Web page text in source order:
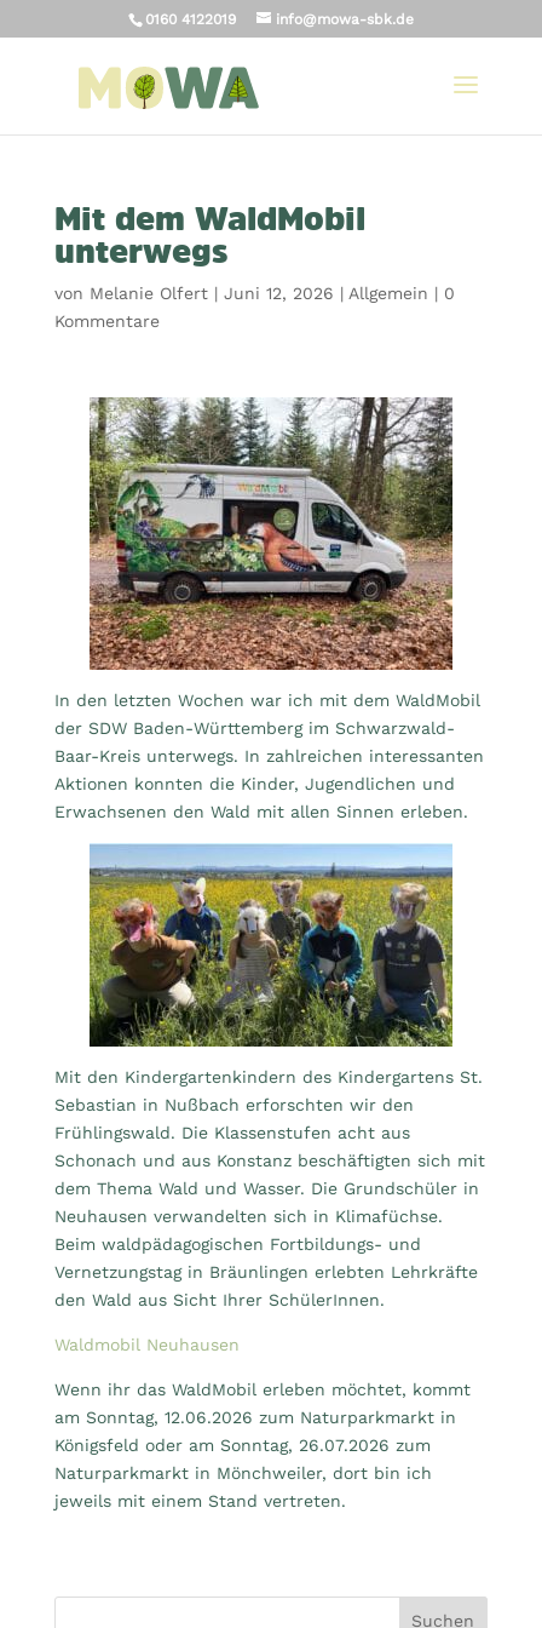
0160 4122019 info@mowa-sbk.de
Mit dem WaldMobil
unterwegs
von Melanie Olfert| Juni 12, 2026 | Allgemein | 0
Kommentare
In den letzten Wochen war ich mit dem WaldMobil
der SDW Baden-Württemberg im Schwarzwald-
Baar-Kreis unterwegs. In zahlreichen interessanten
Aktionen konnten die Kinder, Jugendlichen und
Erwachsenen den Wald mit allen Sinnen erleben.
Mit den Kindergartenkindern des Kindergartens St.
Sebastian in Nußbach erforschten wir den
Frühlingswald. Die Klassenstufen acht aus
Schonach und aus Konstanz beschäftigten sich mit
dem Thema Wald und Wasser. Die Grundschüler in
Neuhausen verwandelten sich in Klimafüchse.
Beim waldpädagogischen Fortbildungs- und
Vernetzungstag in Bräunlingen erlebten Lehrkräfte
den Wald aus Sicht Ihrer SchülerInnen.
Waldmobil Neuhausen
Wenn ihr das WaldMobil erleben möchtet, kommt
am Sonntag, 12.06.2026 zum Naturparkmarkt in
Königsfeld oder am Sonntag, 26.07.2026 zum
Naturparkmarkt in Mönchweiler, dort bin ich
jeweils mit einem Stand vertreten.